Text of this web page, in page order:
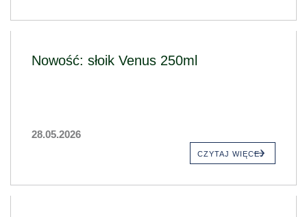
Nowość: słoik Venus 250ml
28.05.2026
CZYTAJ WIĘCEJ